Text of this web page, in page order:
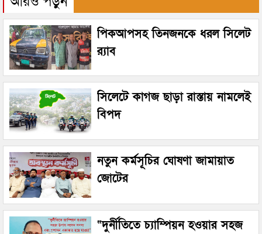
পিকআপসহ তিনজনকে ধরল সিলেট
র‌্যাব
সিলেটে কাগজ ছাড়া রাস্তায় নামলেই
বিপদ
নতুন কর্মসূচির ঘোষণা জামায়াত
জোটের
“দুর্নীতিতে চ্যাম্পিয়ন হওয়ার সহজ